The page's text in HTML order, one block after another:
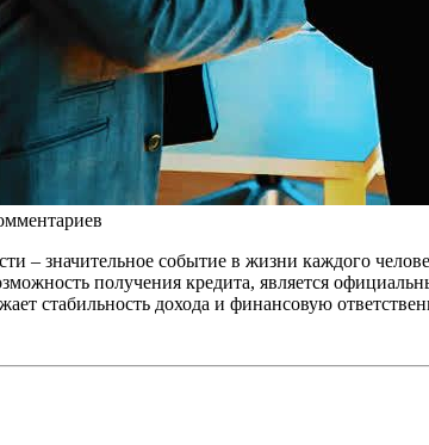
– значительное событие в жизни каждого
получения кредита, является
стабильность дохода и финансовую